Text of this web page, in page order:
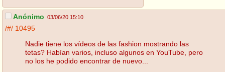
Anónimo 03/06/20 15:10
/#/ 10495
Nadie tiene los vídeos de las fashion mostrando las
tetas? Habían varios, incluso algunos en YouTube, pero
no los he podido encontrar de nuevo...